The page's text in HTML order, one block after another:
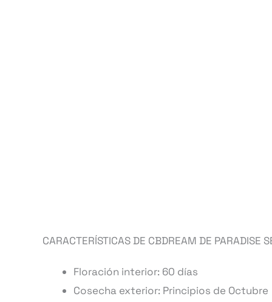
CARACTERÍSTICAS DE CBDREAM DE PARADISE
Floración interior: 60 días
Cosecha exterior: Principios de Octubre